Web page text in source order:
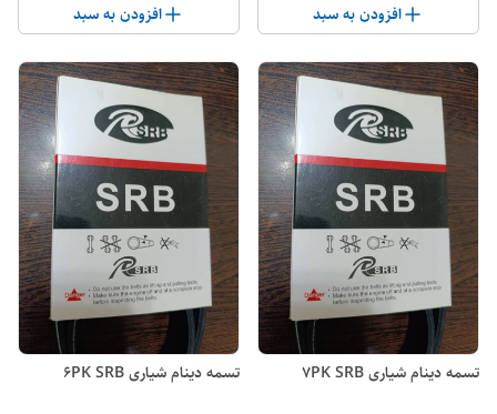
افزودن به سبد افزودن به سبد
تسمه دینام شیاری 7PK SRB تسمه دینام شیاری 6PK SRB